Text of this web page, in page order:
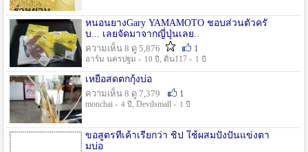
หนอนยางGary YAMAMOTO ชอบส่วนตัวครั
บ... เลยจัดมาจากญี่ปุ่นเลย..
ความเห็น 8 ดู 5,876
1
อาร์ม นครปฐม - 10 ปี , ดิน117 - 1 ปี
เหยื่อสดตกกุ้งบ่อ
ความเห็น 8 ดู 7,379
1
monchai - 4 ปี , Devilsmall - 1 ปี
ขอสูตรที่เค้าเรียกว่า ชิป ใช้ผสมปังปั่นแข่งตา
มบ่อ